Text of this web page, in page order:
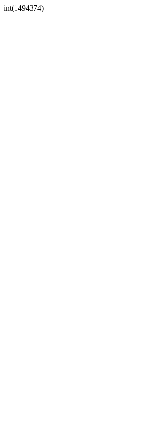
int(1494374)